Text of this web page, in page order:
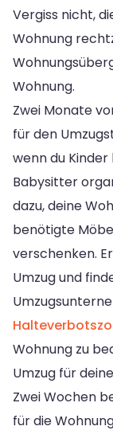
Vergiss nicht,
Wohnung
Wohnung.
Zwei Monate
für den
wenn du
Babysitter
dazu, deine
benötigte
verschenken.
Umzug und
Wohnung zu
Umzug für
Zwei Wochen
für die